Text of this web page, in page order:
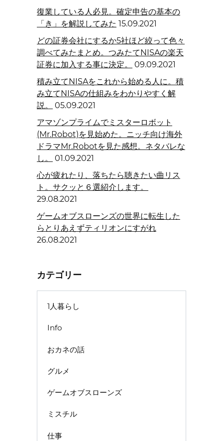
復業している人必見。確定申告の基本の
「き」を解説してみた 15.09.2021
どの証券会社にするか5社ほど絞って色々
調べてみたまとめ。つみたてNISAの楽天
証券に加入する事に決定。
09.09.2021
積み立てNISAをこれから始める人に。積
み立てNISAの仕組みをわかりやすく解
説。
05.09.2021
アマゾンプライムでミスターロボット
(Mr.Robot)を見始めた。ニッチ向け海外
ドラマMr.Robotを見た感想。ネタバレな
し。
01.09.2021
心が疲れたり、落ちたら聴きたい曲リス
ト。サクッと６選紹介します。
29.08.2021
ゲームオブスローンズの世界に転生した
らとりあえずティリオンにすがれ
26.08.2021
カテゴリー
1人暮らし
Info
おカネの話
グルメ
ゲームオブスローンズ
ミスチル
仕事